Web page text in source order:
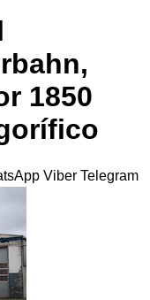
1850
Viber Telegram